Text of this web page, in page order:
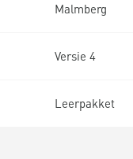
Malmberg
Versie 4
Leerpakket